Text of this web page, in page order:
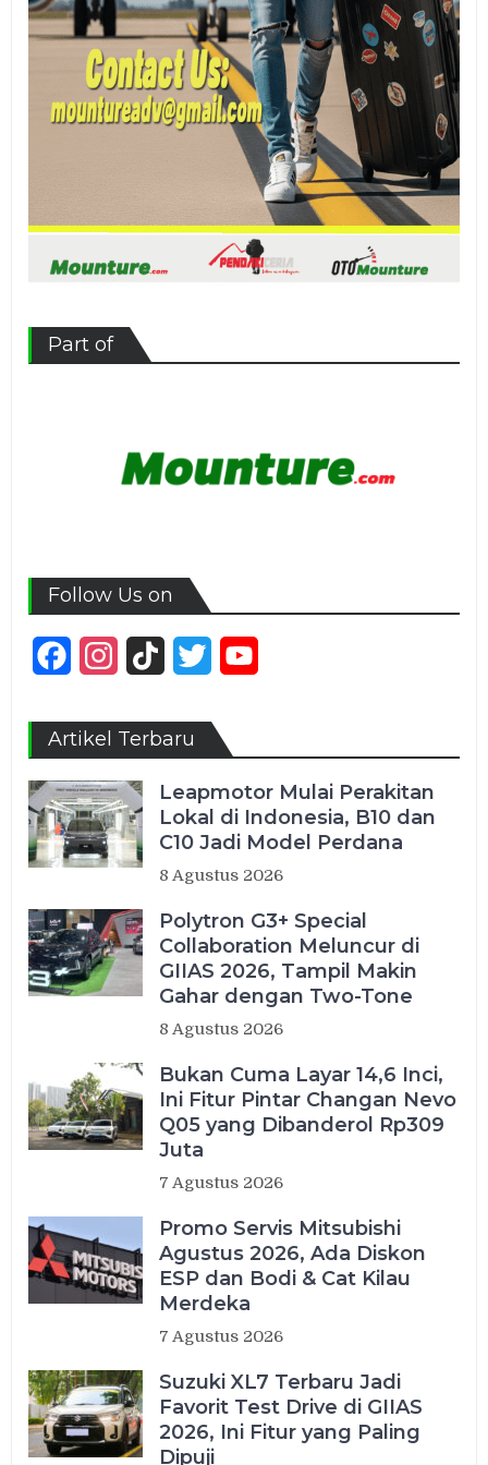
Part of
Follow Us on
FacebookInstagram
TikTok Twitter
Artikel Terbaru
Leapmotor Mulai Perakitan
Lokal di Indonesia, B10 dan
C10 Jadi Model Perdana
8 Agustus 2026
Polytron G3+ Special
Collaboration Meluncur di
GIIAS 2026, Tampil Makin
Gahar dengan Two-Tone
8 Agustus 2026
Bukan Cuma Layar 14,6 Inci,
Ini Fitur Pintar Changan Nevo
Q05 yang Dibanderol Rp309
Juta
7 Agustus 2026
Promo Servis Mitsubishi
Agustus 2026, Ada Diskon
ESP dan Bodi & Cat Kilau
Merdeka
7 Agustus 2026
Suzuki XL7 Terbaru Jadi
Favorit Test Drive di GIIAS
2026, Ini Fitur yang Paling
Dipuji